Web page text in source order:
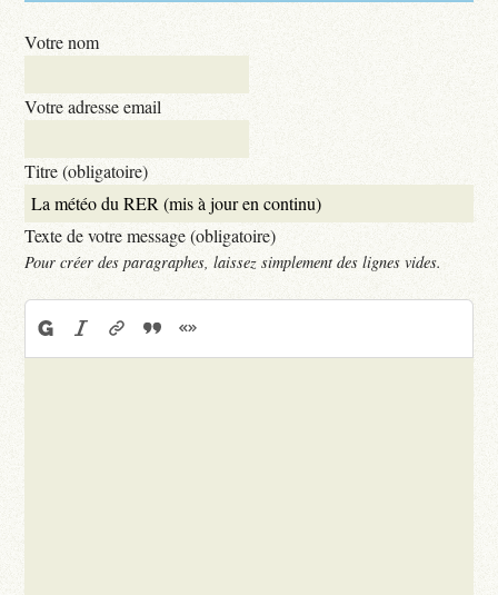
Votre nom
Votre adresse email
Titre (obligatoire)
Texte de votre message (obligatoire)
Pour créer des paragraphes, laissez simplement des lignes vides.